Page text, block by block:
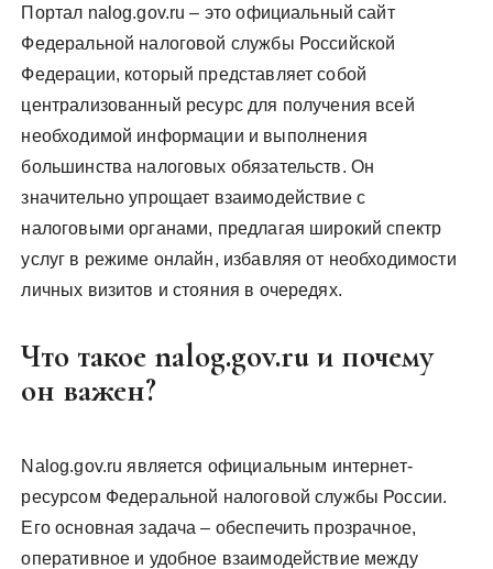
Портал nalog.gov.ru – это официальный сайт
Федеральной налоговой службы Российской
Федерации, который представляет собой
централизованный ресурс для получения всей
необходимой информации и выполнения
большинства налоговых обязательств. Он
значительно упрощает взаимодействие с
налоговыми органами, предлагая широкий спектр
услуг в режиме онлайн, избавляя от необходимости
личных визитов и стояния в очередях.
Что такое nalog.gov.ru и почему
он важен?
Nalog.gov.ru является официальным интернет-
ресурсом Федеральной налоговой службы России.
Его основная задача – обеспечить прозрачное,
оперативное и удобное взаимодействие между